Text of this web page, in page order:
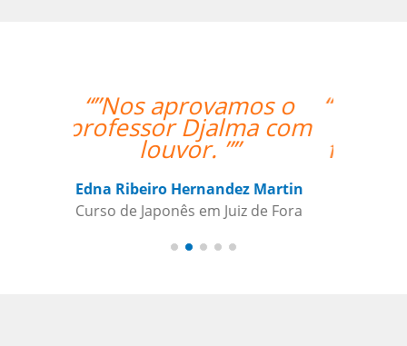
“”Os procedimentos da
Language Trainers
foram bastante fáceis.
coordenar as aulas
com o professor que
tem relativa autonomia
foi uma grande ajuda.””